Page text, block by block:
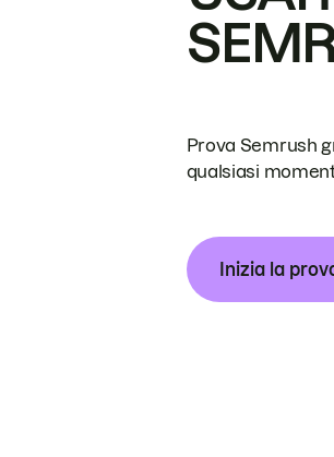
Prova Semrush
qualsiasi
Inizia la